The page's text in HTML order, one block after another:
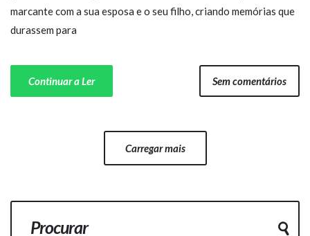
marcante com a sua esposa e o seu filho, criando memórias que
durassem para
Continuar a Ler Sem comentários
Carregar mais